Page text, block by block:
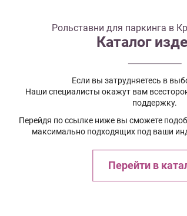
Рольставни для паркинга в
Каталог
Если вы затрудняетесь в
Наши специалисты окажут вам
поддержку.
Перейдя по ссылке ниже вы сможете
максимально подходящих под ваши
Перейти в